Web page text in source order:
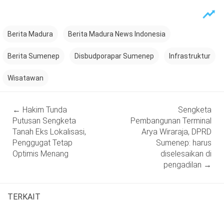
Berita Madura Berita Madura News Indonesia
Berita Sumenep Disbudporapar Sumenep Infrastruktur
Wisatawan
navigation
← Hakim Tunda
Putusan Sengketa
Tanah Eks Lokalisasi,
Penggugat Tetap
Optimis Menang
Sengketa
Pembangunan Terminal
Arya Wiraraja, DPRD
Sumenep: harus
diselesaikan di
pengadilan →
TERKAIT